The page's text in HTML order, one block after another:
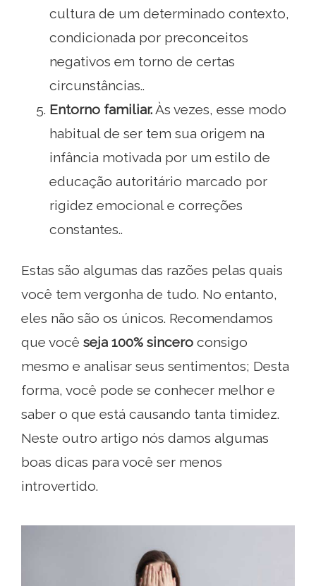
cultura de um determinado contexto,
condicionada por preconceitos
negativos em torno de certas
circunstâncias..
Entorno familiar.Às vezes, esse modo
habitual de ser tem sua origem na
infância motivada por um estilo de
educação autoritário marcado por
rigidez emocional e correções
constantes..
Estas são algumas das razões pelas quais
você tem vergonha de tudo. No entanto,
eles não são os únicos. Recomendamos
que você seja 100% sincero consigo
mesmo e analisar seus sentimentos; Desta
forma, você pode se conhecer melhor e
saber o que está causando tanta timidez.
Neste outro artigo nós damos algumas
boas dicas para você ser menos
introvertido.